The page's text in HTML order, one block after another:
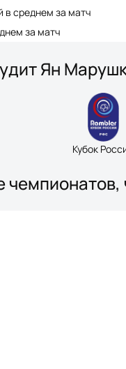
в среднем за матч
за матч
Ян
Кубок